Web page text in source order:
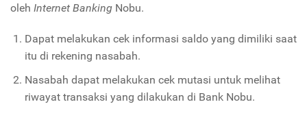
oleh Internet Banking Nobu.
Dapat melakukan cek informasi saldo yang dimiliki saat
itu di rekening nasabah.
Nasabah dapat melakukan cek mutasi untuk melihat
riwayat transaksi yang dilakukan di Bank Nobu.